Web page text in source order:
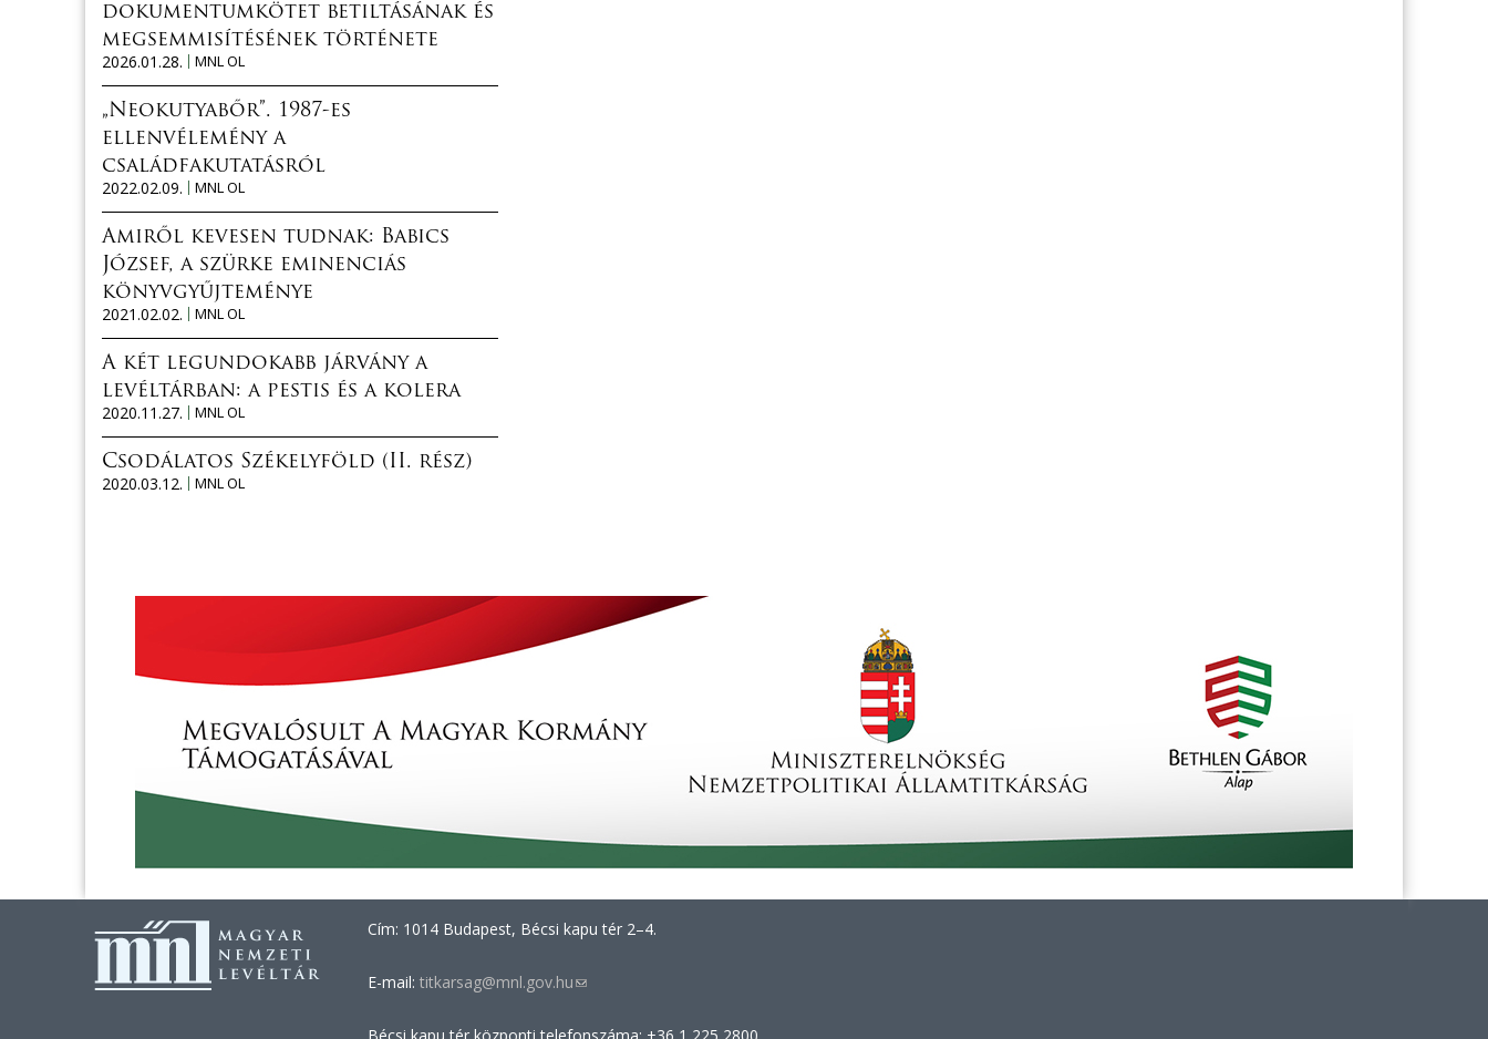
dokumentumkötet betiltásának és
megsemmisítésének története
2026.01.28.
MNL OL
„Neokutyabőr”. 1987-es
ellenvélemény a
családfakutatásról
2022.02.09.
MNL OL
Amiről kevesen tudnak: Babics
József, a szürke eminenciás
könyvgyűjteménye
2021.02.02.
MNL OL
A két legundokabb járvány a
levéltárban: a pestis és a kolera
2020.11.27.
MNL OL
Csodálatos Székelyföld (II. rész)
2020.03.12.
MNL OL
Cím: 1014 Budapest, Bécsi kapu tér 2–4.
E-mail: titkarsag@mnl.gov.hu(link
e-
Bécsi kapu tér központi telefonszáma: +36 1 225 2800